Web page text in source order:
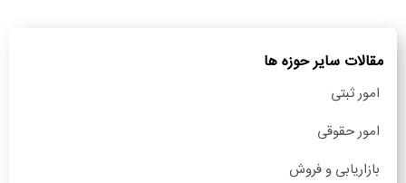
مقالات سایر حوزه ها
امور ثبتی
امور حقوقی
بازاریابی و فروش